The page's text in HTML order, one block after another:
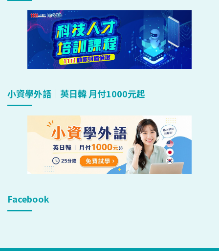
小資學外語｜英日韓 月付1000元起
Facebook